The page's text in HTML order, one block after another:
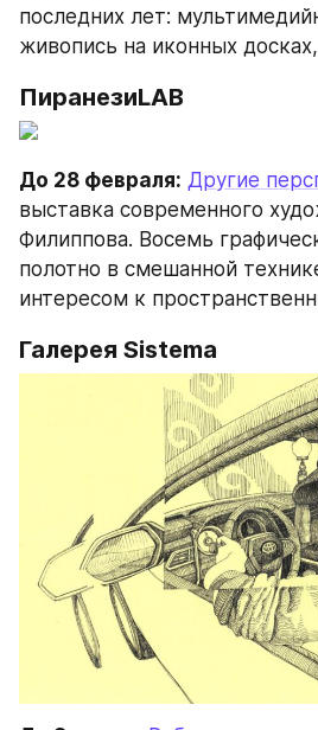
последних лет:
живопись на иконных
ПиранезиLAB
До 28 февраля: Другие
выставка современного
Филиппова. Восемь
полотно в смешанной
интересом к
Галерея Sistema